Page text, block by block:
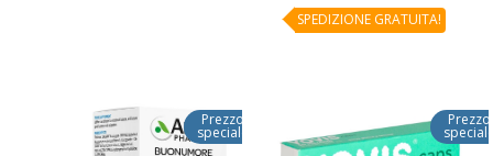
SPEDIZIONE GRATUITA!
Prezzo
speciale
Prezzo